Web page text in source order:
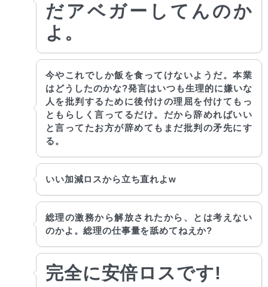
だアベガーしてんのか
よ。
今やこれでしか飯を食ってけないようだ。本業
はどうしたのかな?発言はいつも生理的に嫌いな
人を批判するために後付けの理屈を付けてもっ
ともらしく言ってるだけ。だから辞めればいい
と言ってたお方が辞めてもまだ批判の矛先にす
る。
いい加減ロスから立ち直れよw
総理の激務から解放されたから、とは考えない
のかよ。総理の仕事量を舐めてねえか?
完全に安倍ロスです!